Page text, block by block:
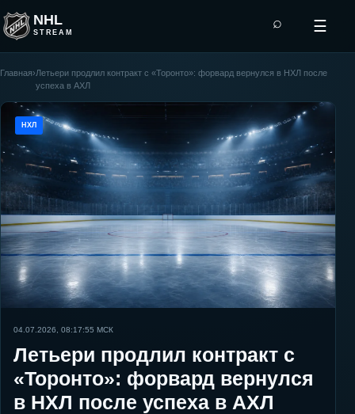
NHL
STREAM
⌕ ☰
Главная›Летьери продлил контракт с «Торонто»: форвард вернулся в НХЛ после
успеха в АХЛ
НХЛ
04.07.2026, 08:17:55 МСК
Летьери продлил контракт с
«Торонто»: форвард вернулся
в НХЛ после успеха в АХЛ